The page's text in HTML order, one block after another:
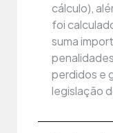
cálculo),
foi
suma
perdidos e
legislação